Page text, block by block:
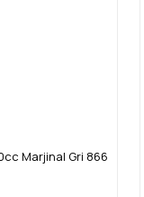
Marjinal Gri 866